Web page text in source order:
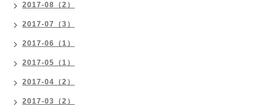
2017-08（2）
2017-07（3）
2017-06（1）
2017-05（1）
2017-04（2）
2017-03（2）